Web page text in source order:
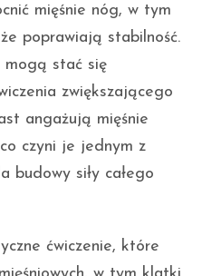
mięśnie nóg, w tym
poprawiają stabilność.
mogą stać się
zwiększającego
angażują mięśnie
czyni je jednym z
budowy siły całego
ćwiczenie, które